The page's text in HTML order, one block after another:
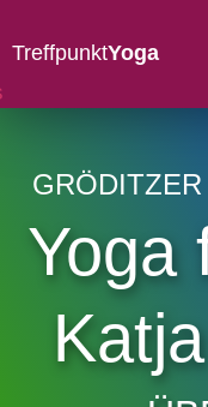
TreffpunktYoga
Yoga